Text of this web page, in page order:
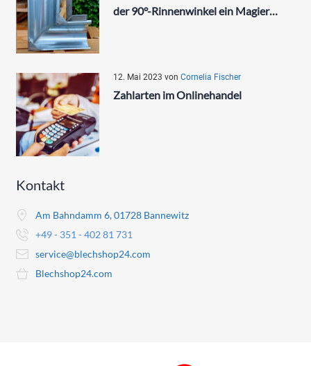
der 90°-Rinnenwinkel ein Magier…
12. Mai 2023 von Cornelia Fischer
Zahlarten im Onlinehandel
Kontakt
Am Bahndamm 6, 01728 Bannewitz
+49 - 351 - 402 81 731
service@blechshop24.com
Blechshop24.com